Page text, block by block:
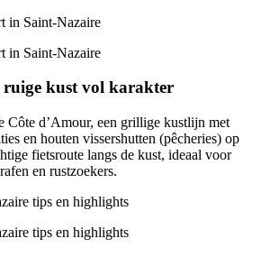
ruige kust vol karakter
Côte d’Amour, een grillige kustlijn met
en houten vissershutten (pêcheries) op
fietsroute langs de kust, ideaal voor
en rustzoekers.